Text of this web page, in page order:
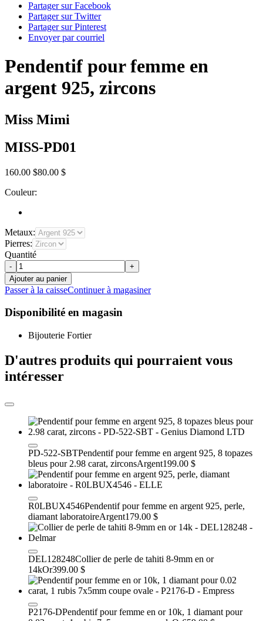
Partager sur Facebook
Partager sur Twitter
Partager sur Pinterest
Envoyer par courriel
Pendentif pour femme en
argent 925, zircons
Miss Mimi
MISS-PD01
160.00 $80.00 $
Couleur:
Metaux:
Pierres:
Quantité
-
+
Ajouter au panier
Passer à la caisseContinuer à magasiner
Disponibilité en magasin
Bijouterie Fortier
D'autres produits qui pourraient vous
intéresser
PD-522-SBTPendentif pour femme en argent 925, 8 topazes
bleus pour 2.98 carat, zirconsArgent199.00 $
R0LBUX4546Pendentif pour femme en argent 925, perle,
diamant laboratoireArgent179.00 $
DEL128248Collier de perle de tahiti 8-9mm en or
14kOr399.00 $
P2176-DPendentif pour femme en or 10k, 1 diamant pour